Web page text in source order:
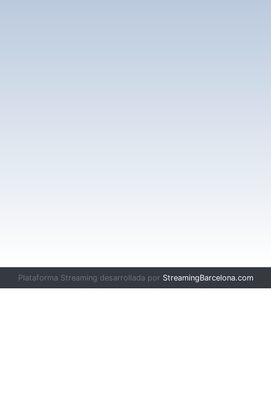
Plataforma Streaming desarrollada por StreamingBarcelona.com